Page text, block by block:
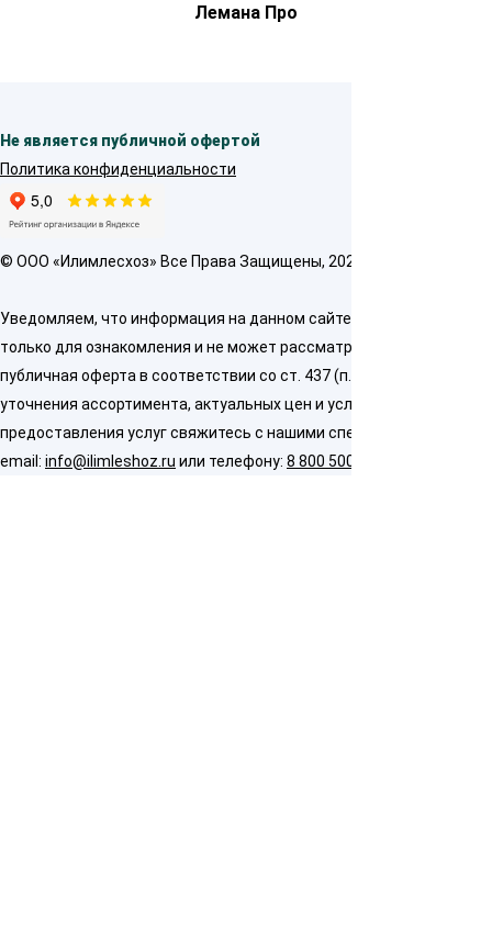
Лемана Про
Не является публичной офертой
Политика конфиденциальности
© OOO «Илимлесхоз» Все Права Защищены, 2026
Уведомляем, что информация на данном сайте предназначена
только для ознакомления и не может рассматриваться как
публичная оферта в соответствии со ст. 437 (п. 2) ГК РФ. Для
уточнения ассортимента, актуальных цен и условий
предоставления услуг свяжитесь с нашими специалистами по
email: info@ilimleshoz.ru или телефону: 8 800 500 5437